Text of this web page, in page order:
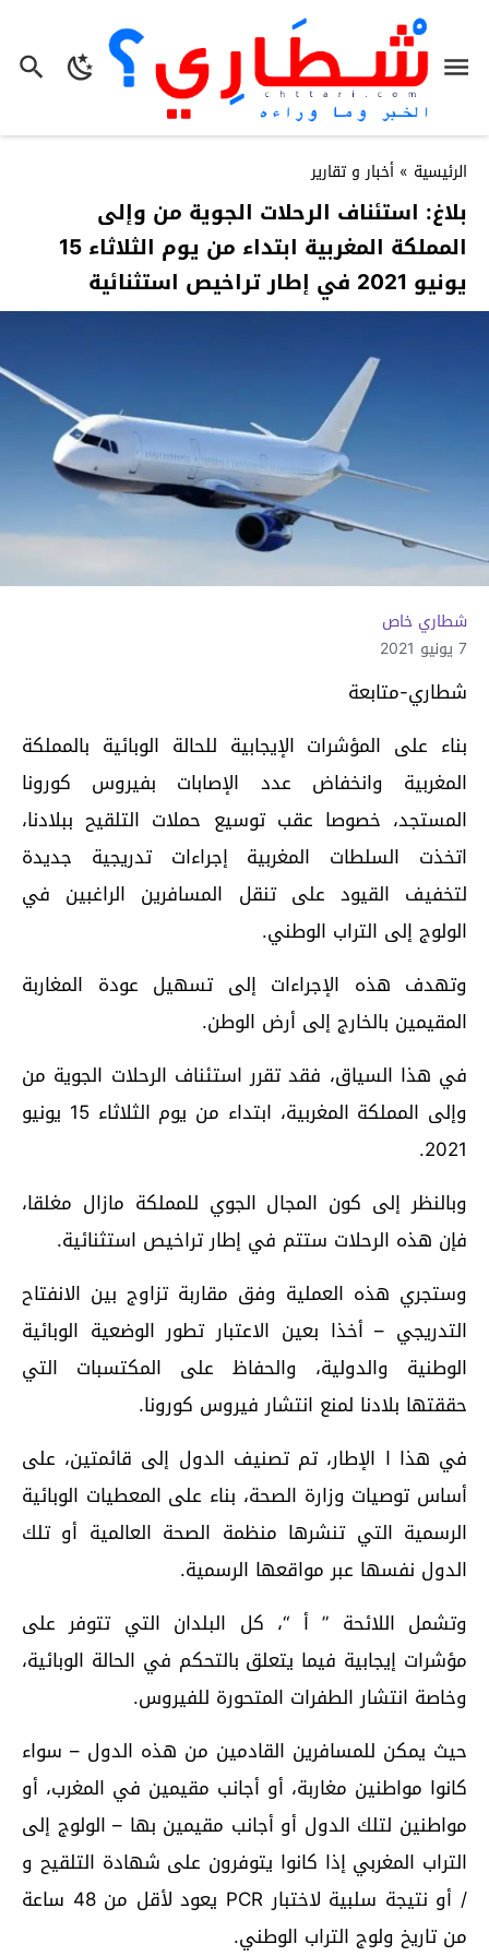
الرئيسية » أخبار و تقارير
بلاغ: استئناف الرحلات الجوية من وإلى
المملكة المغربية ابتداء من يوم الثلاثاء 15
يونيو 2021 في إطار تراخيص استثنائية
شطاري خاص
7 يونيو 2021
شطاري-متابعة
بناء على المؤشرات الإيجابية للحالة الوبائية بالمملكة
المغربية وانخفاض عدد الإصابات بفيروس كورونا
المستجد، خصوصا عقب توسيع حملات التلقيح ببلادنا،
اتخذت السلطات المغربية إجراءات تدريجية جديدة
لتخفيف القيود على تنقل المسافرين الراغبين في
الولوج إلى التراب الوطني.
وتهدف هذه الإجراءات إلى تسهيل عودة المغاربة
المقيمين بالخارج إلى أرض الوطن.
في هذا السياق، فقد تقرر استئناف الرحلات الجوية من
وإلى المملكة المغربية، ابتداء من يوم الثلاثاء 15 يونيو
2021.
وبالنظر إلى كون المجال الجوي للمملكة مازال مغلقا،
فإن هذه الرحلات ستتم في إطار تراخيص استثنائية.
وستجري هذه العملية وفق مقاربة تزاوج بين الانفتاح
التدريجي – أخذا بعين الاعتبار تطور الوضعية الوبائية
الوطنية والدولية، والحفاظ على المكتسبات التي
حققتها بلادنا لمنع انتشار فيروس كورونا.
في هذا ا الإطار، تم تصنيف الدول إلى قائمتين، على
أساس توصيات وزارة الصحة، بناء على المعطيات الوبائية
الرسمية التي تنشرها منظمة الصحة العالمية أو تلك
الدول نفسها عبر مواقعها الرسمية.
وتشمل اللائحة ” أ “، كل البلدان التي تتوفر على
مؤشرات إيجابية فيما يتعلق بالتحكم في الحالة الوبائية،
وخاصة انتشار الطفرات المتحورة للفيروس.
حيث يمكن للمسافرين القادمين من هذه الدول – سواء
كانوا مواطنين مغاربة، أو أجانب مقيمين في المغرب، أو
مواطنين لتلك الدول أو أجانب مقيمين بها – الولوج إلى
التراب المغربي إذا كانوا يتوفرون على شهادة التلقيح و
/ أو نتيجة سلبية لاختبارPCR
يعود لأقل من 48 ساعة
من تاريخ ولوج التراب الوطني.